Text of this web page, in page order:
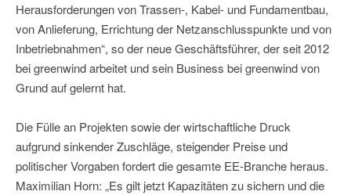
Herausforderungen von Trassen-, Kabel- und Fundamentbau,
von Anlieferung, Errichtung der Netzanschlusspunkte und von
Inbetriebnahmen“, so der neue Geschäftsführer, der seit 2012
bei greenwind arbeitet und sein Business bei greenwind von
Grund auf gelernt hat.
Die Fülle an Projekten sowie der wirtschaftliche Druck
aufgrund sinkender Zuschläge, steigender Preise und
politischer Vorgaben fordert die gesamte EE-Branche heraus.
Maximilian Horn: „Es gilt jetzt Kapazitäten zu sichern und die